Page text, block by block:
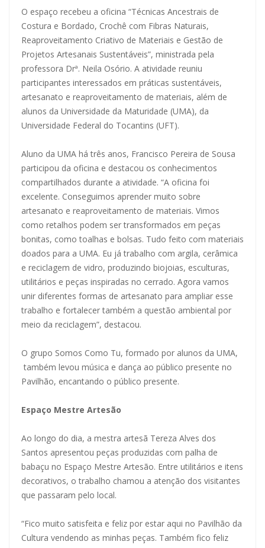
O espaço recebeu a oficina “Técnicas Ancestrais de
Costura e Bordado, Crochê com Fibras Naturais,
Reaproveitamento Criativo de Materiais e Gestão de
Projetos Artesanais Sustentáveis”, ministrada pela
professora Drª. Neila Osório. A atividade reuniu
participantes interessados em práticas sustentáveis,
artesanato e reaproveitamento de materiais, além de
alunos da Universidade da Maturidade (UMA), da
Universidade Federal do Tocantins (UFT).
Aluno da UMA há três anos, Francisco Pereira de Sousa
participou da oficina e destacou os conhecimentos
compartilhados durante a atividade. “A oficina foi
excelente. Conseguimos aprender muito sobre
artesanato e reaproveitamento de materiais. Vimos
como retalhos podem ser transformados em peças
bonitas, como toalhas e bolsas. Tudo feito com materiais
doados para a UMA. Eu já trabalho com argila, cerâmica
e reciclagem de vidro, produzindo biojoias, esculturas,
utilitários e peças inspiradas no cerrado. Agora vamos
unir diferentes formas de artesanato para ampliar esse
trabalho e fortalecer também a questão ambiental por
meio da reciclagem”, destacou.
O grupo Somos Como Tu, formado por alunos da UMA,
também levou música e dança ao público presente no
Pavilhão, encantando o público presente.
Espaço Mestre Artesão
Ao longo do dia, a mestra artesã Tereza Alves dos
Santos apresentou peças produzidas com palha de
babaçu no Espaço Mestre Artesão. Entre utilitários e itens
decorativos, o trabalho chamou a atenção dos visitantes
que passaram pelo local.
“Fico muito satisfeita e feliz por estar aqui no Pavilhão da
Cultura vendendo as minhas peças. Também fico feliz